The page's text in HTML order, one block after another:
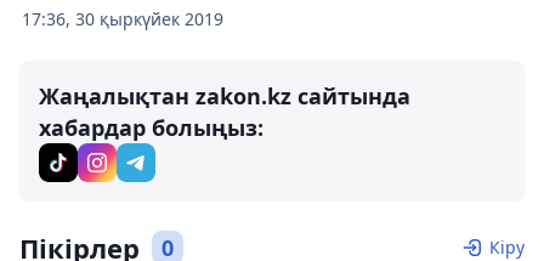
17:36, 30 қыркүйек 2019
Жаңалықтан zakon.kz сайтында
хабардар болыңыз:
Пікірлер 0 Кіру